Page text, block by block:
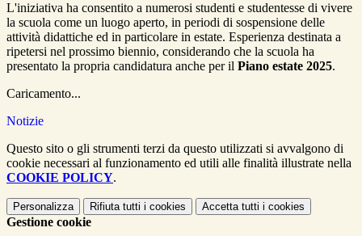
L'iniziativa ha consentito a numerosi studenti e studentesse di vivere
la scuola come un luogo aperto, in periodi di sospensione delle
attività didattiche ed in particolare in estate. Esperienza destinata a
ripetersi nel prossimo biennio, considerando che la scuola ha
presentato la propria candidatura anche per il Piano estate 2025.
Caricamento...
Notizie
Questo sito o gli strumenti terzi da questo utilizzati si avvalgono di
cookie necessari al funzionamento ed utili alle finalità illustrate nella
COOKIE POLICY.
Personalizza Rifiuta tutti i cookies Accetta tutti i cookies
Gestione cookie